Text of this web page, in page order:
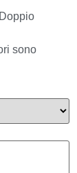
sono